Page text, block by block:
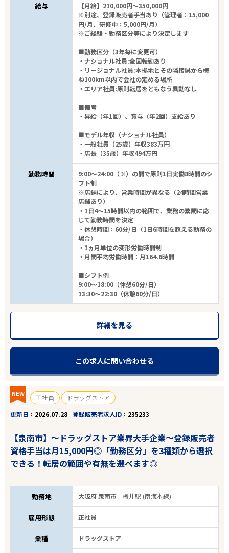
給与
【月給】210,000円～350,000円
※別途、登録販売者手当あり（管理者：15,000
円/月、研修中：5,000円/月）
※ご経験・勤務区分等により決定します
■勤務区分（3年毎に変更可）
・ナショナル社員:全国転勤あり
・リージョナル社員:本拠地とその隣接県から概
ね100km以内で会社の定める場所
・エリア社員:原則転居をともなう異動なし
■備考
・昇給（年1回）、賞与（年2回）支給あり
■モデル年収（ナショナル社員）
・一般社員（25歳）年収383万円
・店長（35歳）年収494万円
勤務時間
9:00～24:00（※）の間で原則1日実働8時間のシ
フト制
※店舗により、営業時間が異なる（24時間営業
店舗あり）
・1日4～15時間以内の範囲で、業務の繁閑に応
じて勤務時間を決定
・休憩時間：60分/日（1日6時間を超える勤務の
場合）
・1ヵ月単位の変形労働時間制
・月間平均労働時間：月164.6時間
■シフト例
9:00～18:00（休憩60分/日）
13:30～22:30（休憩60分/日）
詳細を見る
この求人に問い合わせる
NEW 正社員
ドラッグストア
更新日
2026.07.28 登録販売者求人ID 235233
【泉南市】～ドラッグストア業界大手企業～登録販売者
資格手当は月15,000円◎「勤務区分」を3種類から選択
できる！転居の範囲や有無を選べます◎
勤務地 大阪府 泉南市樽井駅 (南海本線)
雇用形態 正社員
業種 ドラッグストア